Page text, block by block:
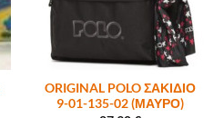
ORIGINAL POLO ΣΑΚΙΔΙΟ
9-01-135-02 (ΜΑΥΡΟ)